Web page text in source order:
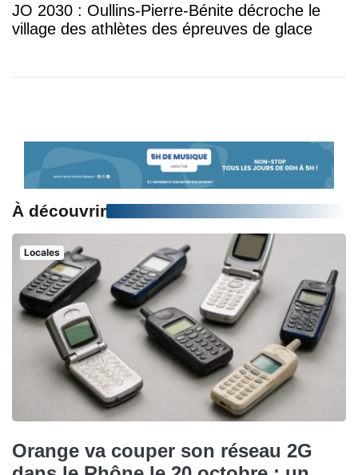
JO 2030 : Oullins-Pierre-Bénite décroche le
village des athlètes des épreuves de glace
À découvrir
Locales
Orange va couper son réseau 2G